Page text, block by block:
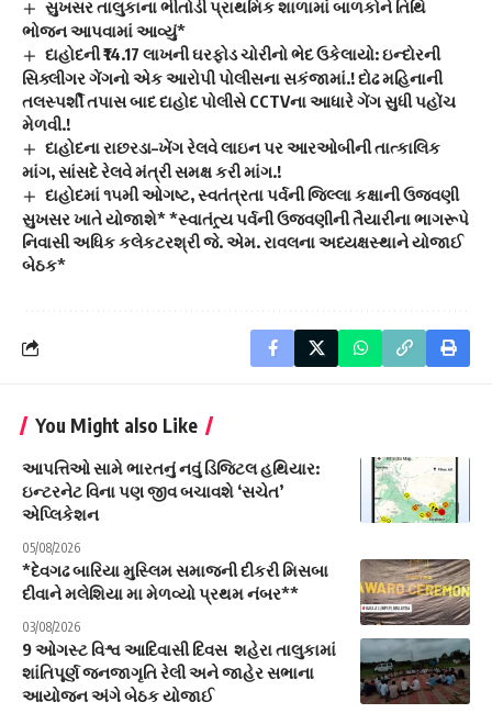
સુખસર તાલુકાના ભીતોડી પ્રાથમિક શાળામાં બાળકોને તિથિ
ભોજન આપવામાં આવ્યું*
દાહોદની ₹14.17 લાખની ઘરફોડ ચોરીનો ભેદ ઉકેલાયો: ઇન્દોરની
સિક્લીગર ગેંગનો એક આરોપી પોલીસના સકંજામાં.! દોઢ મહિનાની
તલસ્પર્શી તપાસ બાદ દાહોદ પોલીસે CCTVના આધારે ગેંગ સુધી પહોંચ
મેળવી.!
દાહોદના રાછરડા–ખેંગ રેલવે લાઇન પર આરઓબીની તાત્કાલિક
માંગ, સાંસદે રેલવે મંત્રી સમક્ષ કરી માંગ.!
દાહોદમાં ૧૫મી ઓગષ્ટ, સ્વતંત્રતા પર્વની જિલ્લા કક્ષાની ઉજવણી
સુખસર ખાતે યોજાશે* *સ્વાતંત્ર્ય પર્વની ઉજવણીની તૈયારીના ભાગરૂપે
નિવાસી અધિક કલેકટરશ્રી જે. એમ. રાવલના અધ્યક્ષસ્થાને યોજાઈ
બેઠક*
You Might also Like
આપત્તિઓ સામે ભારતનું નવું ડિજિટલ હથિયાર:
ઇન્ટરનેટ વિના પણ જીવ બચાવશે ‘સચેત’
એપ્લિકેશન
05/08/2026
*દેવગઢ બારિયા મુસ્લિમ સમાજની દીકરી મિસબા
દીવાને મલેશિયા મા મેળવ્યો પ્રથમ નંબર**
03/08/2026
9 ઓગસ્ટ વિશ્વ આદિવાસી દિવસ શહેરા તાલુકામાં
શાંતિપૂર્ણ જનજાગૃતિ રેલી અને જાહેર સભાના
આયોજન અંગે બેઠક યોજાઈ